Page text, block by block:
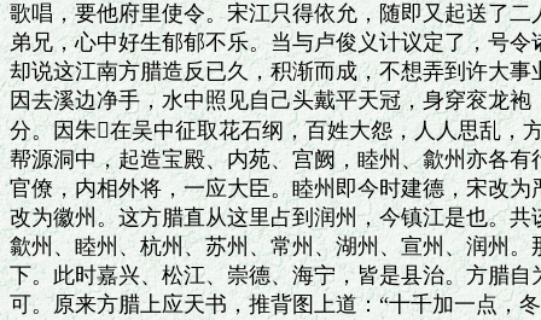
歌唱，要他府里使令。宋江只得依允，随即又起送了
弟兄，心中好生郁郁不乐。当与卢俊义计议定了，号令
却说这江南方腊造反已久，积渐而成，不想弄到许大
因去溪边净手，水中照见自己头戴平天冠，身穿衮龙
分。因朱在吴中征取花石纲，百姓大怨，人人思乱，
帮源洞中，起造宝殿、内苑、宫阙，睦州、歙州亦各
官僚，内相外将，一应大臣。睦州即今时建德，宋改
改为徽州。这方腊直从这里占到润州，今镇江是也。
歙州、睦州、杭州、苏州、常州、湖州、宣州、润州
下。此时嘉兴、松江、崇德、海宁，皆是县治。方腊
可。原来方腊上应天书，推背图上道：“十千加一点，